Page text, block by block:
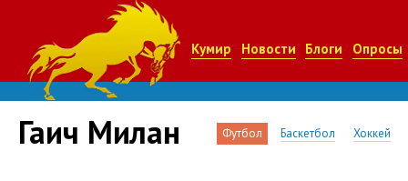
Кумир Новости Блоги Опросы
Гаич Милан Футбол Баскетбол Хоккей